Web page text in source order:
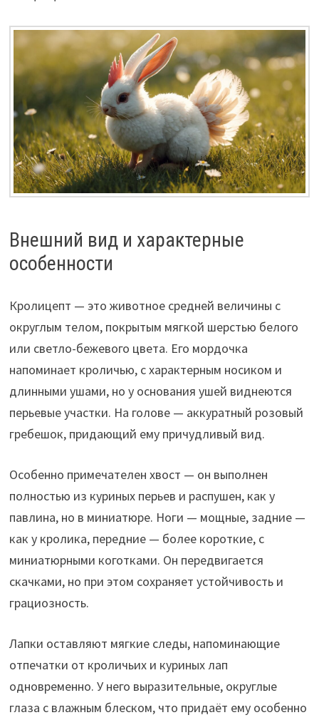
Внешний вид и характерные
особенности
Кролицепт — это животное средней величины с
округлым телом, покрытым мягкой шерстью белого
или светло-бежевого цвета. Его мордочка
напоминает кроличью, с характерным носиком и
длинными ушами, но у основания ушей виднеются
перьевые участки. На голове — аккуратный розовый
гребешок, придающий ему причудливый вид.
Особенно примечателен хвост — он выполнен
полностью из куриных перьев и распушен, как у
павлина, но в миниатюре. Ноги — мощные, задние —
как у кролика, передние — более короткие, с
миниатюрными коготками. Он передвигается
скачками, но при этом сохраняет устойчивость и
грациозность.
Лапки оставляют мягкие следы, напоминающие
отпечатки от кроличьих и куриных лап
одновременно. У него выразительные, округлые
глаза с влажным блеском, что придаёт ему особенно